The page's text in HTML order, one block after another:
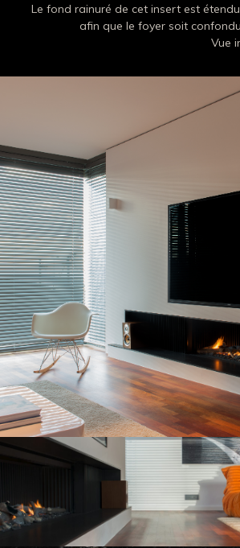
Le fond rainuré de cet insert est
afin que le foyer soit
Vue